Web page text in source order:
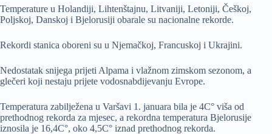
Temperature u Holandiji, Lihtenštajnu, Litvaniji, Letoniji, Češkoj,
Poljskoj, Danskoj i Bjelorusiji obarale su nacionalne rekorde.
Rekordi stanica oboreni su u Njemačkoj, Francuskoj i Ukrajini.
Nedostatak snijega prijeti Alpama i vlažnom zimskom sezonom, a
glečeri koji nestaju prijete vodosnabdijevanju Evrope.
Temperatura zabilježena u Varšavi 1. januara bila je 4C° viša od
prethodnog rekorda za mjesec, a rekordna temperatura Bjelorusije
iznosila je 16,4C°, oko 4,5C° iznad prethodnog rekorda.